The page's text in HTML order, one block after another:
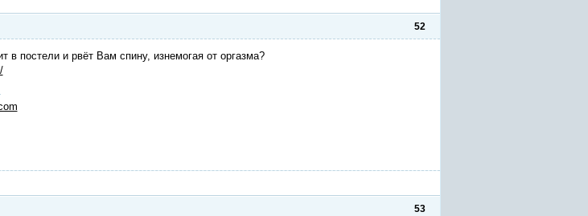
52
в постели и рвёт Вам спину, изнемогая от оргазма?
53